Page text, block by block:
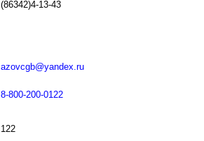
(86342)4-13-43
azovcgb@yandex.ru
8-800-200-0122
122